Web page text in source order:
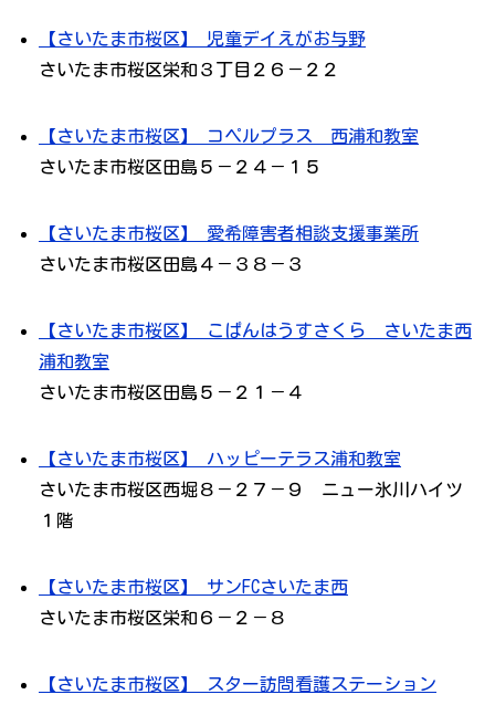
【さいたま市桜区】 児童デイえがお与野
さいたま市桜区栄和３丁目２６－２２
【さいたま市桜区】 コペルプラス 西浦和教室
さいたま市桜区田島５－２４－１５
【さいたま市桜区】 愛希障害者相談支援事業所
さいたま市桜区田島４－３８－３
【さいたま市桜区】 こぱんはうすさくら さいたま西
浦和教室
さいたま市桜区田島５－２１－４
【さいたま市桜区】 ハッピーテラス浦和教室
さいたま市桜区西堀８－２７－９ ニュー氷川ハイツ
１階
【さいたま市桜区】 サンFCさいたま西
さいたま市桜区栄和６－２－８
【さいたま市桜区】 スター訪問看護ステーション